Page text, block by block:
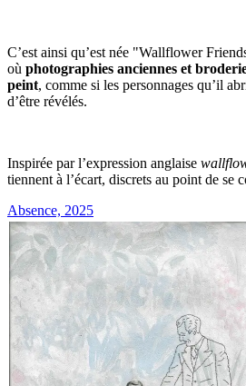
C’est ainsi qu’est née "Wallflower
où photographies anciennes et
peint, comme si les personnages qu’il
d’être révélés.
Inspirée par l’expression anglaise
tiennent à l’écart, discrets au point de se
Absence, 2025